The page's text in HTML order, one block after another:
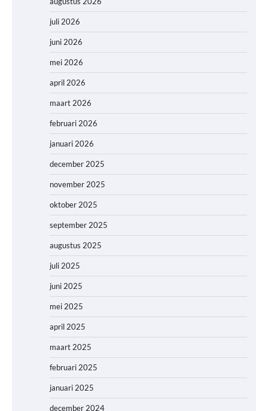
juli 2026
juni 2026
mei 2026
april 2026
maart 2026
februari 2026
januari 2026
december 2025
november 2025
oktober 2025
september 2025
augustus 2025
juli 2025
juni 2025
mei 2025
april 2025
maart 2025
februari 2025
januari 2025
december 2024